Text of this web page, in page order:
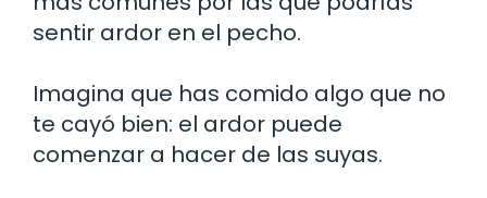
sentir ardor en el pecho.
Imagina que has comido algo que no
te cayó bien: el ardor puede
comenzar a hacer de las suyas.